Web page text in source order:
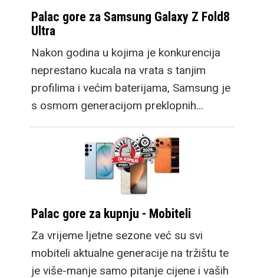
Palac gore za Samsung Galaxy Z Fold8
Ultra
Nakon godina u kojima je konkurencija
neprestano kucala na vrata s tanjim
profilima i većim baterijama, Samsung je
s osmom generacijom preklopnih…
Palac gore za kupnju - Mobiteli
Za vrijeme ljetne sezone već su svi
mobiteli aktualne generacije na tržištu te
je više-manje samo pitanje cijene i vaših